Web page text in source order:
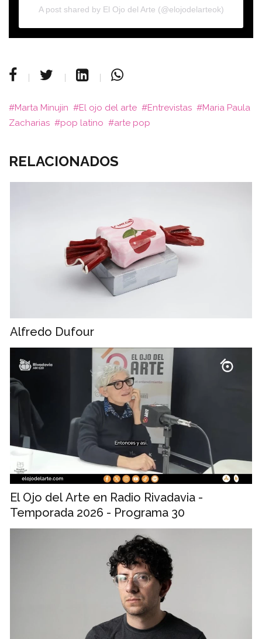
A post shared by El Ojo del Arte (@elojodelarteok)
Marta Minujin El ojo del arte Entrevistas
Maria Paula
Zacharias
pop latino arte pop
RELACIONADOS
Alfredo Dufour
El Ojo del Arte en Radio Rivadavia -
Temporada 2026 - Programa 30